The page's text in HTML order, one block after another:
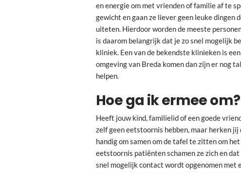
en energie om met vrienden of familie af te
gewicht en gaan ze liever geen leuke dingen
uiteten. Hierdoor worden de meeste
is daarom belangrijk dat je zo snel mogelijk
kliniek. Een van de bekendste klinieken is een
omgeving van Breda komen dan zijn er nog
helpen.
Hoe ga ik ermee om?
Heeft jouw kind, familielid of een goede
zelf geen eetstoornis hebben, maar herken jij
handig om samen om de tafel te zitten om
eetstoornis patiënten schamen ze zich en
snel mogelijk contact wordt opgenomen met